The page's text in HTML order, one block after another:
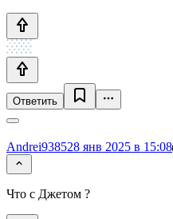
Ответить
Andrei938528 янв 2025 в 15:08
Что с Джетом ?